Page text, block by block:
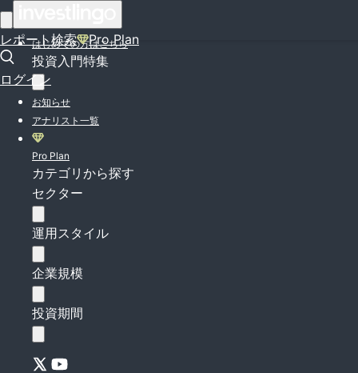
レポート検索 Pro Plan
ログイン
はじめての方はこちら
投資入門特集
お知らせ
アナリスト一覧
Pro Plan
カテゴリから探す
セクター
運用スタイル
企業規模
投資期間